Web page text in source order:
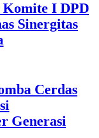
Komite I DPD
Sinergitas
Cerdas
Generasi